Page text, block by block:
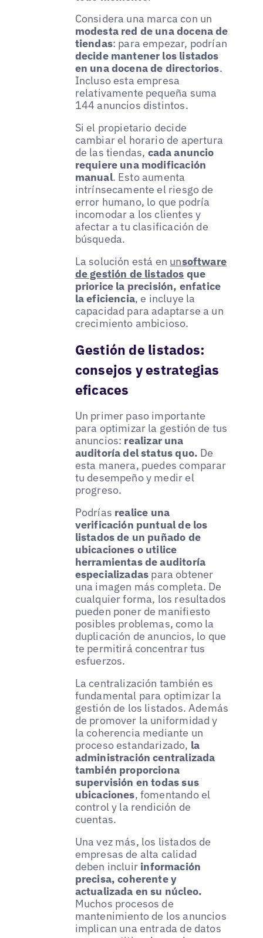
Considera una marca con un
modesta red de una docena de
tiendas: para empezar, podrían
decide mantener los listados
en una docena de directorios.
Incluso esta empresa
relativamente pequeña suma
144 anuncios distintos.
Si el propietario decide
cambiar el horario de apertura
de las tiendas, cada anuncio
requiere una modificación
manual. Esto aumenta
intrínsecamente el riesgo de
error humano, lo que podría
incomodar a los clientes y
afectar a tu clasificación de
búsqueda.
La solución está en unsoftware
de gestión de listados que
priorice la precisión, enfatice
la eficiencia, e incluye la
capacidad para adaptarse a un
crecimiento ambicioso.
Gestión de listados:
consejos y estrategias
eficaces
Un primer paso importante
para optimizar la gestión de tus
anuncios: realizar una
auditoría del status quo. De
esta manera, puedes comparar
tu desempeño y medir el
progreso.
Podrías realice una
verificación puntual de los
listados de un puñado de
ubicaciones o utilice
herramientas de auditoría
especializadas para obtener
una imagen más completa. De
cualquier forma, los resultados
pueden poner de manifiesto
posibles problemas, como la
duplicación de anuncios, lo que
te permitirá concentrar tus
esfuerzos.
La centralización también es
fundamental para optimizar la
gestión de los listados. Además
de promover la uniformidad y
la coherencia mediante un
proceso estandarizado, la
administración centralizada
también proporciona
supervisión en todas sus
ubicaciones, fomentando el
control y la rendición de
cuentas.
Una vez más, los listados de
empresas de alta calidad
deben incluir información
precisa, coherente y
actualizada en su núcleo.
Muchos procesos de
mantenimiento de los anuncios
implican una entrada de datos